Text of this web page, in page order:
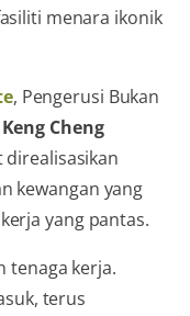
menara ikonik
, Pengerusi Bukan
Cheng
kewangan yang
yang pantas.
tenaga kerja.
terus